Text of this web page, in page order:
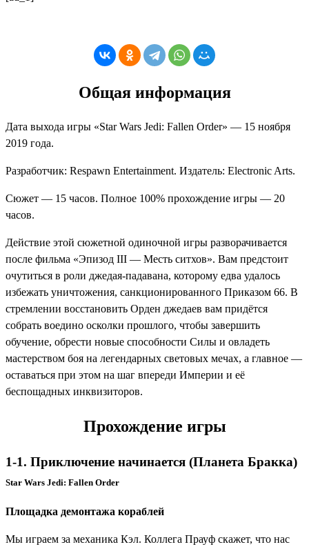
Общая информация
Дата выхода игры «Star Wars Jedi: Fallen Order» — 15 ноября
2019 года.
Разработчик: Respawn Entertainment. Издатель: Electronic Arts.
Сюжет — 15 часов. Полное 100% прохождение игры — 20
часов.
Действие этой сюжетной одиночной игры разворачивается
после фильма «Эпизод III — Месть ситхов». Вам предстоит
очутиться в роли джедая-падавана, которому едва удалось
избежать уничтожения, санкционированного Приказом 66. В
стремлении восстановить Орден джедаев вам придётся
собрать воедино осколки прошлого, чтобы завершить
обучение, обрести новые способности Силы и овладеть
мастерством боя на легендарных световых мечах, а главное —
оставаться при этом на шаг впереди Империи и её
беспощадных инквизиторов.
Прохождение игры
1-1. Приключение начинается (Планета Бракка)
Star Wars Jedi: Fallen Order
Площадка демонтажа кораблей
Мы играем за механика Кэл. Коллега Прауф скажет, что нас